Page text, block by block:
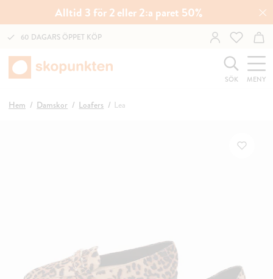
Alltid 3 för 2 eller 2:a paret 50%
60 DAGARS ÖPPET KÖP
SÖK MENY
Hem Damskor Loafers Lea